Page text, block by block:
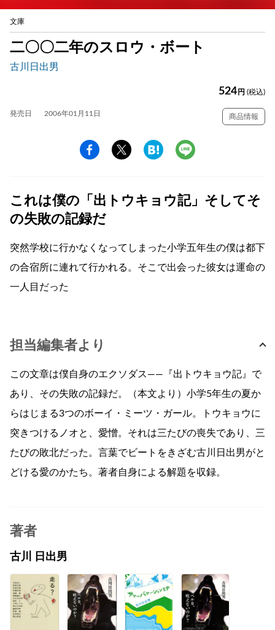
文庫
二〇〇二年のスロウ・ボート
古川日出男
524 円 (税込)
発売日 2006年01月11日 商品情報
これは僕の「出トウキョウ記」そしてそ
の失敗の記録だ
突然学校に行かなくなってしまった小学五年生の僕は都下
の合宿所に連れて行かれる。そこで出会った彼女は運命の
一人目だった
担当編集者より
この文章は僕自身のエクソダス——『出トウキョウ記』で
あり、その失敗の記録だ。（本文より）小学5年生の夏か
らはじまる3つのボーイ・ミーツ・ガール。トウキョウに
突きつけるノオと、愛憎。それは三たびの喪失であり、三
たびの敗北だった。言葉でビートをきざむ古川日出男がと
どける愛のかたち。著者自身による解題を収録。
著者
古川 日出男